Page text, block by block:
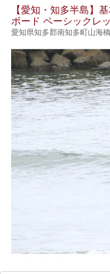
【愛知・知多半島】
ボード ベーシックレ
愛知県知多郡南知多町山海